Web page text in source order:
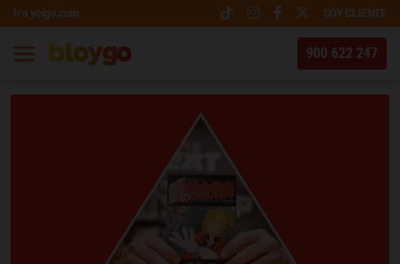
Ir a yoigo.com SOY CLIENTE
900 622 247